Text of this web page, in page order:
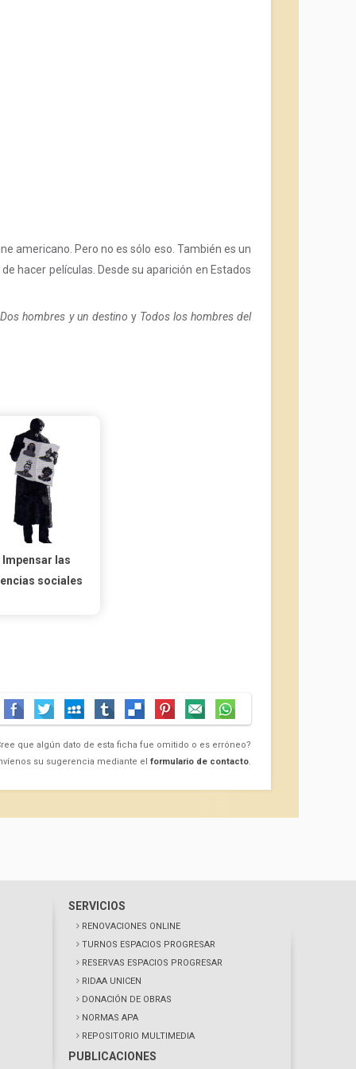
americano. Pero no es sólo eso. También es un
hacer películas. Desde su aparición en Estados
Dos hombres y un destino y Todos los hombres del
Impensar las
sociales
que algún dato de esta ficha fue omitido o es erróneo?
su sugerencia mediante el formulario de contacto.
SERVICIOS
RENOVACIONES ONLINE
TURNOS ESPACIOS PROGRESAR
RESERVAS ESPACIOS PROGRESAR
RIDAA UNICEN
DONACIÓN DE OBRAS
NORMAS APA
REPOSITORIO MULTIMEDIA
PUBLICACIONES